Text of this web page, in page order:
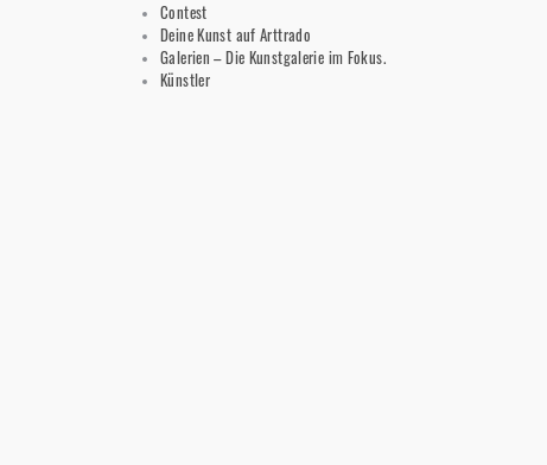
Contest
Deine Kunst auf Arttrado
Galerien – Die Kunstgalerie im Fokus.
Künstler